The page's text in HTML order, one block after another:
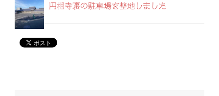
円相寺裏の駐車場を整地しました